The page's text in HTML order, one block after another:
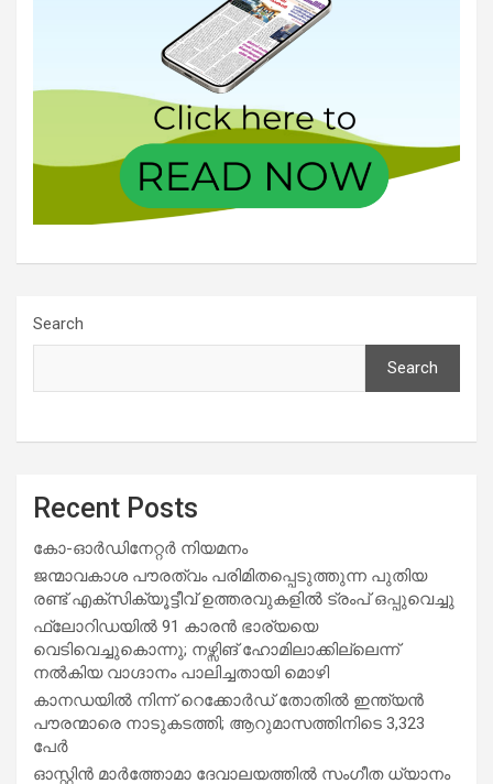
Search
Search
Recent Posts
കോ-ഓർഡിനേറ്റർ നിയമനം
ജന്മാവകാശ പൗരത്വം പരിമിതപ്പെടുത്തുന്ന പുതിയ
രണ്ട് എക്സിക്യൂട്ടീവ് ഉത്തരവുകളിൽ ട്രംപ് ഒപ്പുവെച്ചു
ഫ്ലോറിഡയിൽ 91 കാരൻ ഭാര്യയെ
വെടിവെച്ചുകൊന്നു; നഴ്സിങ് ഹോമിലാക്കില്ലെന്ന്
നൽകിയ വാഗ്ദാനം പാലിച്ചതായി മൊഴി
കാനഡയിൽ നിന്ന് റെക്കോർഡ് തോതിൽ ഇന്ത്യൻ
പൗരന്മാരെ നാടുകടത്തി; ആറുമാസത്തിനിടെ 3,323
പേർ
ഓസ്റ്റിൻ മാർത്തോമാ ദേവാലയത്തിൽ സംഗീത ധ്യാനം